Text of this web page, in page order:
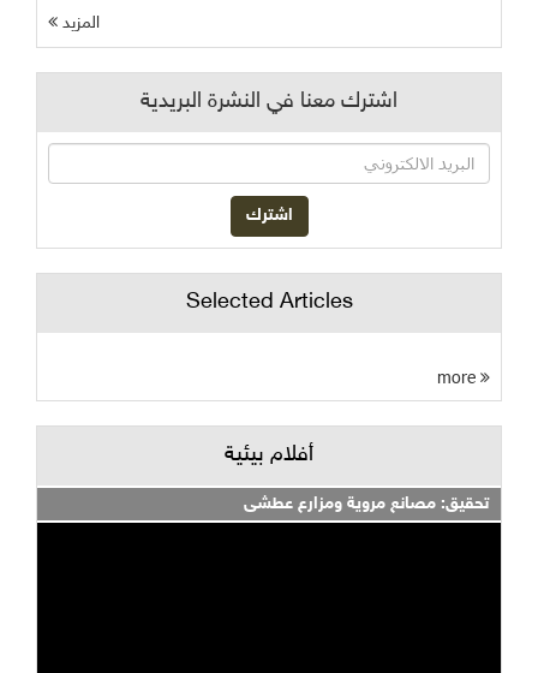
المزيد
اشترك معنا في النشرة البريدية
Selected Articles
أفلام بيئية
تحقيق: مصانع مروية ومزارع عطشى